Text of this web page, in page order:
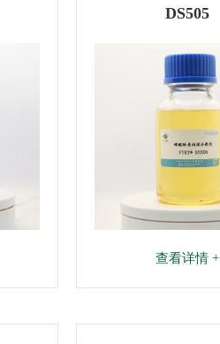
DS505
查看详情 +